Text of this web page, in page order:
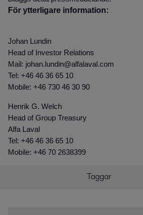
För ytterligare information:
Johan Lundin
Head of Investor Relations
Mail: johan.lundin@alfalaval.com
Tel: +46 46 36 65 10
Mobile: +46 730 46 30 90
Henrik G. Welch
Head of Group Treasury
Alfa Laval
Tel: +46 46 36 65 10
Mobile: +46 70 2638399
Taggar